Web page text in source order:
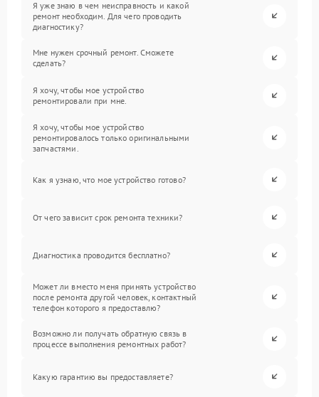
Я уже знаю в чем неисправность и какой
ремонт необходим. Для чего проводить
диагностику?
Мне нужен срочный ремонт. Сможете
сделать?
Я хочу, чтобы мое устройство
ремонтировали при мне.
Я хочу, чтобы мое устройство
ремонтировалось только оригинальными
запчастями.
Как я узнаю, что мое устройство готово?
От чего зависит срок ремонта техники?
Диагностика проводится бесплатно?
Может ли вместо меня принять устройство
после ремонта другой человек, контактный
телефон которого я предоставлю?
Возможно ли получать обратную связь в
процессе выполнения ремонтных работ?
Какую гарантию вы предоставляете?